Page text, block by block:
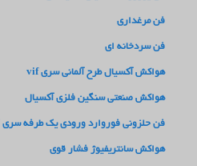
فن مرغداری
فن سردخانه ای
هواکش آکسیال طرح آلمانی سری vif
هواکش صنعتی سنگین فلزی آکسیال
فن حلزونی فوروارد ورودی یک طرفه سری BEF
هواکش سانتریفیوژ فشار قوی